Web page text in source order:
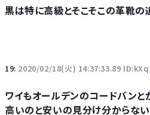
黒は特に高級とそこそこの革靴
19: 2020/02/18(火) 14:37:33.89
ワイもオールデンのコードバン
高いのと安いの見分け分からな